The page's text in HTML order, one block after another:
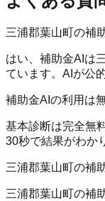
三浦郡葉山町の補
はい、補助金AIは
ています。AIが公
補助金AIの利用は
基本診断は完全無
30秒で結果がわか
三浦郡葉山町の補
三浦郡葉山町の補